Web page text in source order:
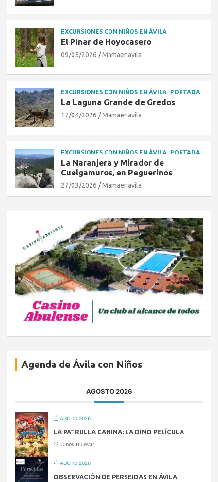
EXCURSIONES CON NIÑOS EN ÁVILA
El Pinar de Hoyocasero
09/05/2026 Mamaenavila
EXCURSIONES CON NIÑOS EN ÁVILA PORTADA
La Laguna Grande de Gredos
17/04/2026 Mamaenavila
EXCURSIONES CON NIÑOS EN ÁVILA PORTADA
La Naranjera y Mirador de
Cuelgamuros, en Peguerinos
27/03/2026 Mamaenavila
Agenda de Ávila con Niños
AGOSTO 2026
AGO 10 2026
LA PATRULLA CANINA: LA DINO PELÍCULA
Cines Bulevar
AGO 10 2026
OBSERVACIÓN DE PERSEIDAS EN ÁVILA